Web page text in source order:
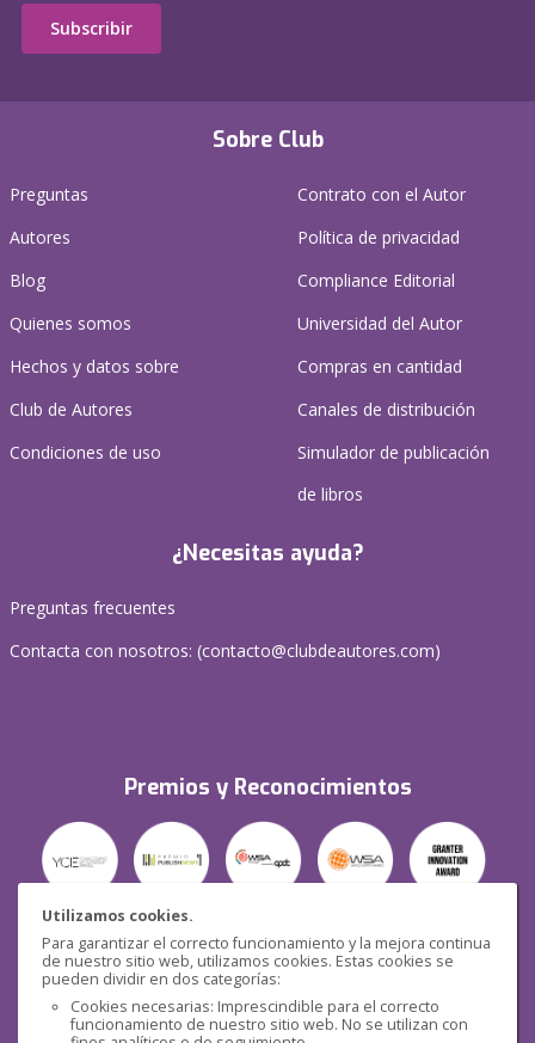
Utilizamos cookies.
Para garantizar el correcto funcionamiento y la mejora continua
de nuestro sitio web, utilizamos cookies. Estas cookies se
pueden dividir en dos categorías:
Cookies necesarias: Imprescindible para el correcto
funcionamiento de nuestro sitio web. No se utilizan con
Sobre Club
Preguntas
Autores
Blog
Quienes somos
Hechos y datos sobre
Club de Autores
Condiciones de uso
Contrato con el Autor
Política de privacidad
Compliance Editorial
Universidad del Autor
Compras en cantidad
Canales de distribución
Simulador de publicación
de libros
¿Necesitas ayuda?
Preguntas frecuentes
Contacta con nosotros: (contacto@clubdeautores.com)
Premios y Reconocimientos
Seguridad
Subscribir